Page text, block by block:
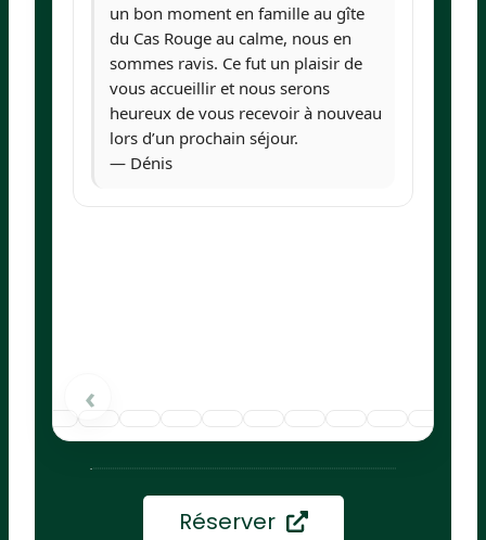
un bon moment en famille au gîte
du Cas Rouge au calme, nous en
sommes ravis. Ce fut un plaisir de
vous accueillir et nous serons
heureux de vous recevoir à nouveau
lors d’un prochain séjour.
— Dénis
‹
Réserver